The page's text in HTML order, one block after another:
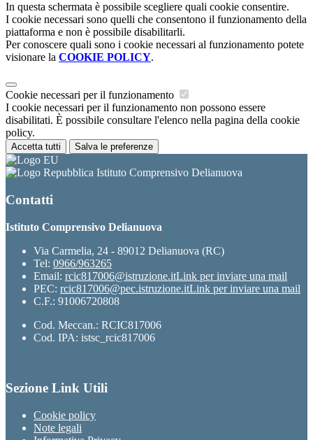
In questa schermata è possibile scegliere quali cookie consentire.
I cookie necessari sono quelli che consentono il funzionamento della
piattaforma e non è possibile disabilitarli.
Per conoscere quali sono i cookie necessari al funzionamento potete
visionare la COOKIE POLICY.
Cookie necessari per il funzionamento
I cookie necessari per il funzionamento non possono essere
disabilitati. È possibile consultare l'elenco nella pagina della cookie
policy.
Accetta tutti Salva le preferenze
Istituto Comprensivo Delianuova
Contatti
Istituto Comprensivo Delianuova
Via Carmelia, 24 - 89012 Delianuova (RC)
Tel: 0966/963265
Email: rcic817006@istruzione.itLink per inviare una mail
PEC: rcic817006@pec.istruzione.itLink per inviare una mail
C.F.: 91006720808
Cod. Meccan.: RCIC817006
Cod. IPA: istsc_rcic817006
Sezione Link Utili
Cookie policy
Note legali